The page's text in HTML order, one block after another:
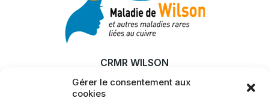
Gérer le consentement aux
cookies
CRMR WILSON
MALADIE